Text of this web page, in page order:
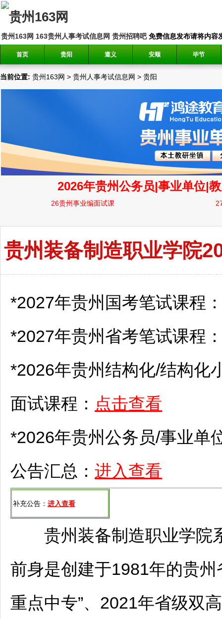
贵州163网 163贵州人事考试信息网 贵州招聘吧免费信息发布请将内容
首页 贵阳 遵义 安顺 毕节
当前位置: 贵州163网 > 贵州人事考试信息网 > 贵阳
贵州装备制造职业学院
*2027年贵州国考笔试课程
*2027年贵州省考笔试课程
*2026年贵州结构化/结构化
面试课程： 点击查看
*2026年贵州公务员/事业单
公告汇总： 进入查看
补充公告： 进入查看
贵州装备制造职业学院
前身是创建于1981年的贵
重点中专”、2021年省级双